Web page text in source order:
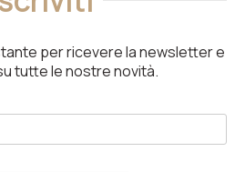
per ricevere la newsletter e
tutte le nostre novità.